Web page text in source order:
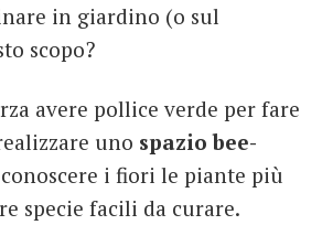
in giardino (o sul
scopo?
avere pollice verde per fare
uno spazio bee-
conoscere i fiori le piante più
specie facili da curare.